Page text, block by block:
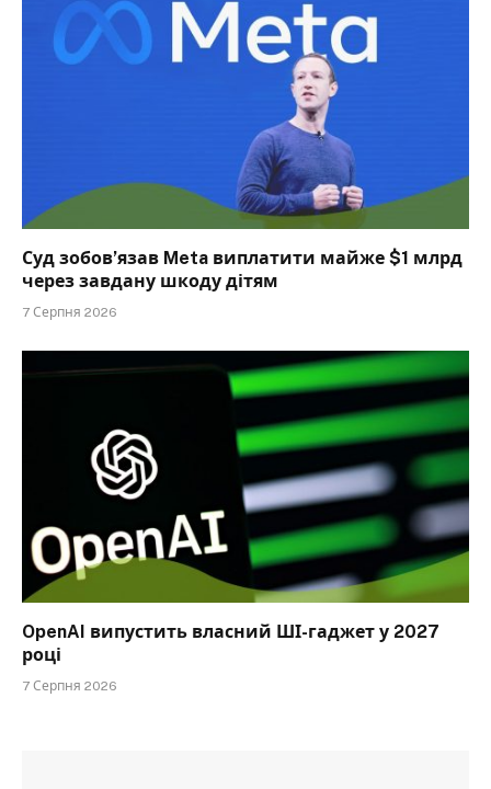
Суд зобов’язав Meta виплатити майже $1 млрд
через завдану шкоду дітям
7 Серпня 2026
OpenAI випустить власний ШІ-гаджет у 2027
році
7 Серпня 2026